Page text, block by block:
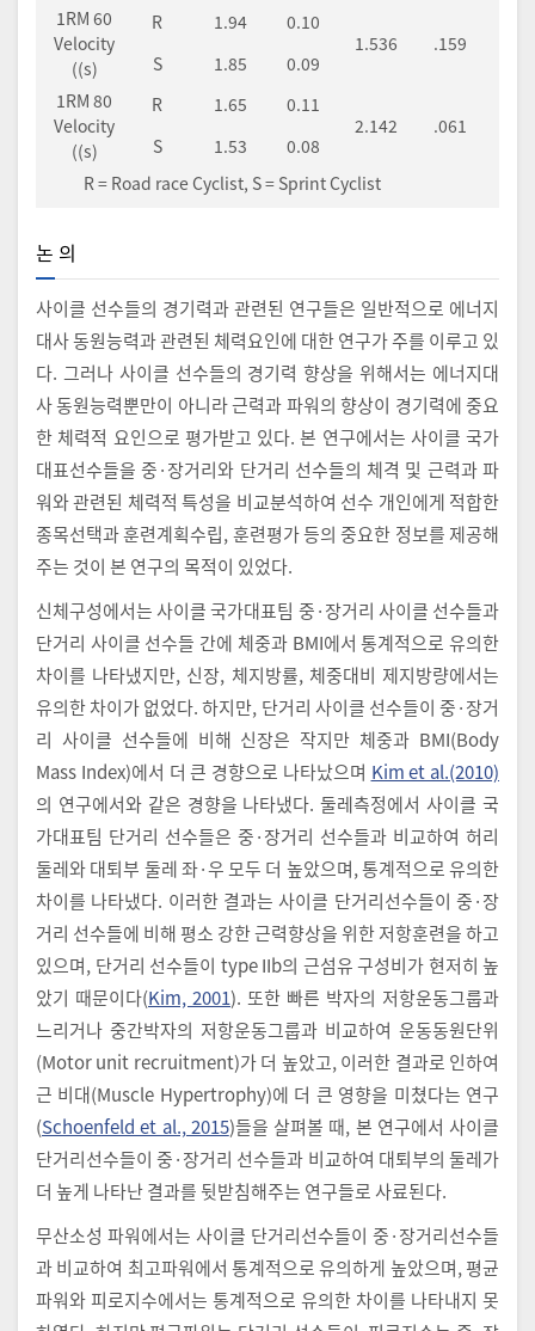
1RM 60
Velocity
((s)
R 1.94
0.10
1.536
.159
S
1.85
0.09
1RM 80
Velocity
((s)
R 1.65
0.11
2.142
.061
S
1.53
0.08
R = Road race Cyclist, S = Sprint Cyclist
논 의
사이클 선수들의 경기력과 관련된 연구들은 일반적으로 에너지
대사 동원능력과 관련된 체력요인에 대한 연구가 주를 이루고 있
다. 그러나 사이클 선수들의 경기력 향상을 위해서는 에너지대
사 동원능력뿐만이 아니라 근력과 파워의 향상이 경기력에 중요
한 체력적 요인으로 평가받고 있다. 본 연구에서는 사이클 국가
대표선수들을 중·장거리와 단거리 선수들의 체격 및 근력과 파
워와 관련된 체력적 특성을 비교분석하여 선수 개인에게 적합한
종목선택과 훈련계획수립, 훈련평가 등의 중요한 정보를 제공해
주는 것이 본 연구의 목적이 있었다.
신체구성에서는 사이클 국가대표팀 중·장거리 사이클 선수들과
단거리 사이클 선수들 간에 체중과 BMI에서 통계적으로 유의한
차이를 나타냈지만, 신장, 체지방률, 체중대비 제지방량에서는
유의한 차이가 없었다. 하지만, 단거리 사이클 선수들이 중·장거
리 사이클 선수들에 비해 신장은 작지만 체중과 BMI(Body
Mass Index)에서 더 큰 경향으로 나타났으며 Kim et al.(2010)
의 연구에서와 같은 경향을 나타냈다. 둘레측정에서 사이클 국
가대표팀 단거리 선수들은 중·장거리 선수들과 비교하여 허리
둘레와 대퇴부 둘레 좌·우 모두 더 높았으며, 통계적으로 유의한
차이를 나타냈다. 이러한 결과는 사이클 단거리선수들이 중·장
거리 선수들에 비해 평소 강한 근력향상을 위한 저항훈련을 하고
있으며, 단거리 선수들이 type IIb의 근섬유 구성비가 현저히 높
았기 때문이다(Kim, 2001). 또한 빠른 박자의 저항운동그룹과
느리거나 중간박자의 저항운동그룹과 비교하여 운동동원단위
(Motor unit recruitment)가 더 높았고, 이러한 결과로 인하여
근 비대(Muscle Hypertrophy)에 더 큰 영향을 미쳤다는 연구
(Schoenfeld et al., 2015)들을 살펴볼 때, 본 연구에서 사이클
단거리선수들이 중·장거리 선수들과 비교하여 대퇴부의 둘레가
더 높게 나타난 결과를 뒷받침해주는 연구들로 사료된다.
무산소성 파워에서는 사이클 단거리선수들이 중·장거리선수들
과 비교하여 최고파워에서 통계적으로 유의하게 높았으며, 평균
파워와 피로지수에서는 통계적으로 유의한 차이를 나타내지 못